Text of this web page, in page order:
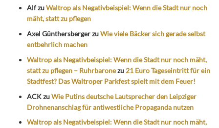
AlfzuWaltrop als Negativbeispiel: Wenn die Stadt nur noch
mäht, statt zu pflegen
Axel GünthersbergerzuWie viele Bäcker sich gerade selbst
entbehrlich machen
Waltrop als Negativbeispiel: Wenn die Stadt nur noch mäht,
statt zu pflegen – Ruhrbaronezu 21 Euro Tageseintritt für ein
Stadtfest? Das Waltroper Parkfest spielt mit dem Feuer!
ACKzuWie Putins deutsche Lautsprecher den Leipziger
Drohnenanschlag für antiwestliche Propaganda nutzen
Waltrop als Negativbeispiel: Wenn die Stadt nur noch mäht,